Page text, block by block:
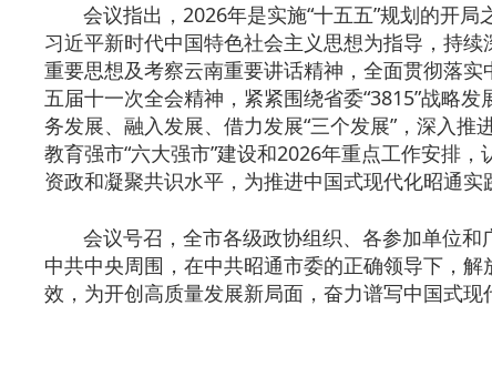
会议指出，2026年是实施“十五五”规划的开局
习近平新时代中国特色社会主义思想为指导，持
重要思想及考察云南重要讲话精神，全面贯彻落
五届十一次全会精神，紧紧围绕省委“3815”战略
务发展、融入发展、借力发展“三个发展”，深入推
教育强市“六大强市”建设和2026年重点工作安排
资政和凝聚共识水平，为推进中国式现代化昭通实
会议号召，全市各级政协组织、各参加单位和
中共中央周围，在中共昭通市委的正确领导下，
效，为开创高质量发展新局面，奋力谱写中国式现